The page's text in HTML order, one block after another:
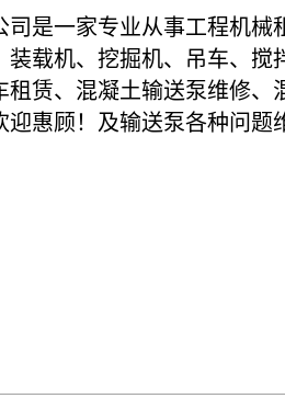
司是一家专业从事工程机
装载机、挖掘机、吊车、
赁、混凝土输送泵维修
惠顾！及输送泵各种问题